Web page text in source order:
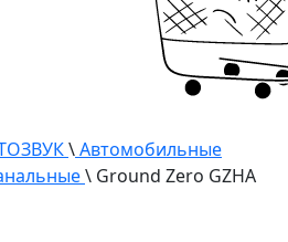
\Автомобильные
\ Ground Zero GZHA